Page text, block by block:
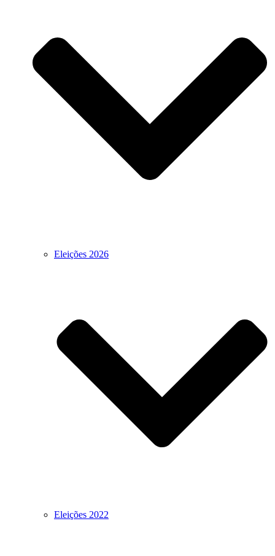
Eleições 2026
Eleições 2022